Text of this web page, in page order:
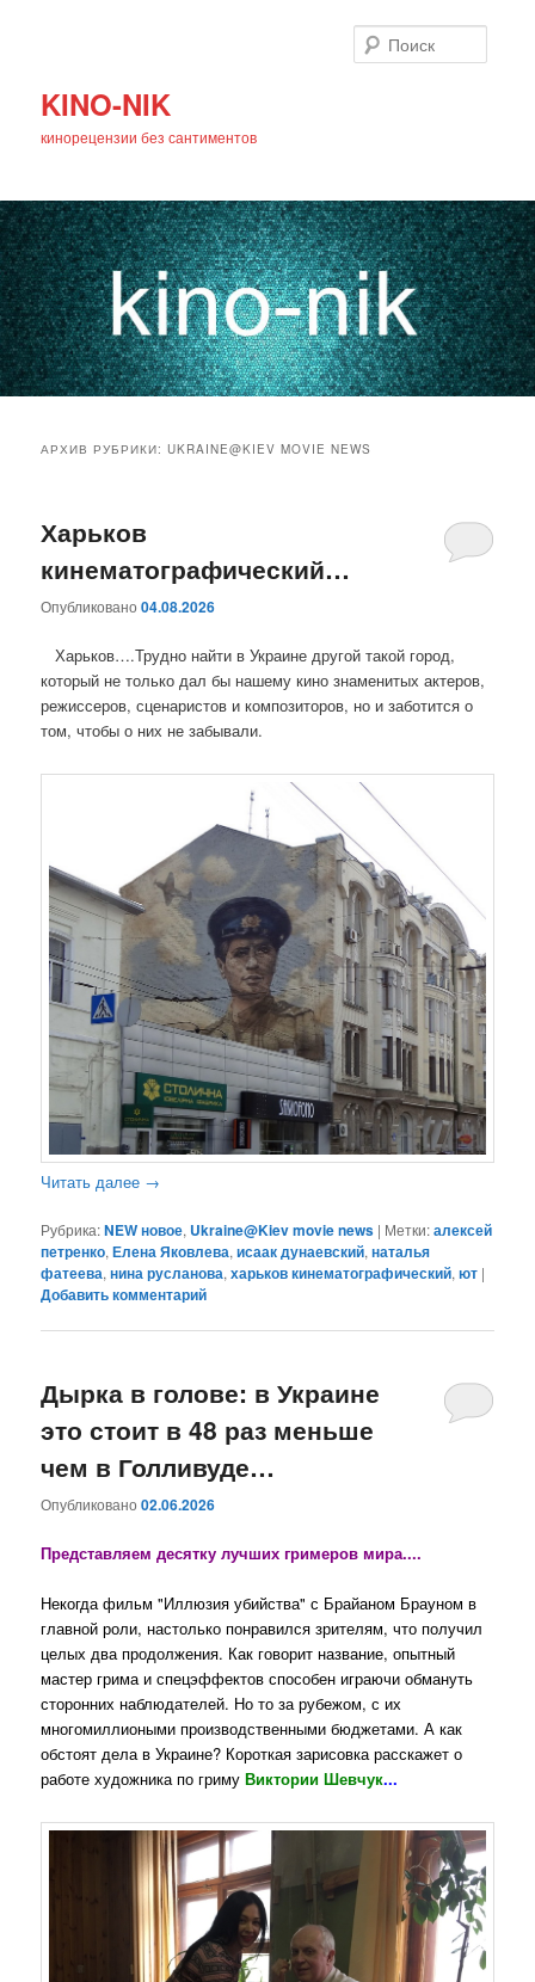
KINO-NIK
кинорецензии без сантиментов
основному
содержимому
дополнительному
содержимому
АРХИВ РУБРИКИ:UKRAINE@KIEV MOVIE NEWS
Харьков
кинематографический…
Опубликовано04.08.2026
Харьков….Трудно найти в Украине другой такой город,
который не только дал бы нашему кино знаменитых актеров,
режиссеров, сценаристов и композиторов, но и заботится о
том, чтобы о них не забывали.
Читать далее →
Рубрика:NEW новое, Ukraine@Kiev movie news | Метки:алексей
петренко,Елена Яковлева,исаак дунаевский,наталья
фатеева,нина русланова,харьков кинематографический,ют |
Добавить комментарий
Дырка в голове: в Украине
это стоит в 48 раз меньше
чем в Голливуде…
Опубликовано02.06.2026
Представляем десятку лучших гримеров мира....
Некогда фильм "Иллюзия убийства" с Брайаном Брауном в
главной роли, настолько понравился зрителям, что получил
целых два продолжения. Как говорит название, опытный
мастер грима и спецэффектов способен играючи обмануть
сторонних наблюдателей. Но то за рубежом, с их
многомиллиоными производственными бюджетами. А как
обстоят дела в Украине? Короткая зарисовка расскажет о
работе художника по гриму Виктории Шевчук...